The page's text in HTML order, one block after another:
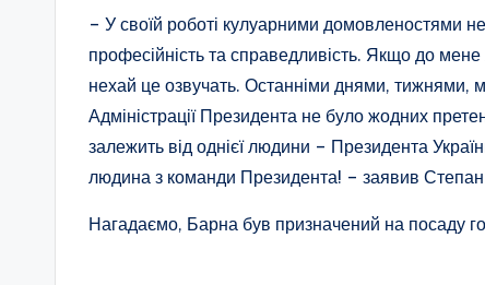
– У своїй роботі кулуарними домовленостями
професійність та справедливість. Якщо до мене
нехай це озвучать. Останніми днями, тижнями,
Адміністрації Президента не було жодних
залежить від однієї людини – Президента
людина з команди Президента! – заявив
Нагадаємо, Барна був призначений на посаду